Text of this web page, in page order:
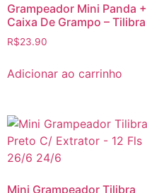
Grampeador Mini Panda +
Caixa De Grampo – Tilibra
R$23.90
Adicionar ao carrinho
Mini Grampeador Tilibra